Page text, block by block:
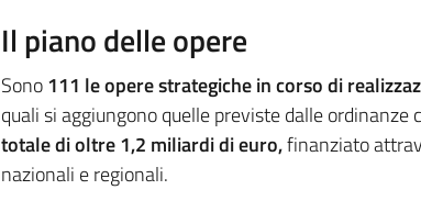
Il piano delle opere
Sono111 le opere strategiche in corso di
quali si aggiungono quelle previste dalle ordinanze
totale di oltre 1,2 miliardi di euro,finanziato
nazionali e regionali.